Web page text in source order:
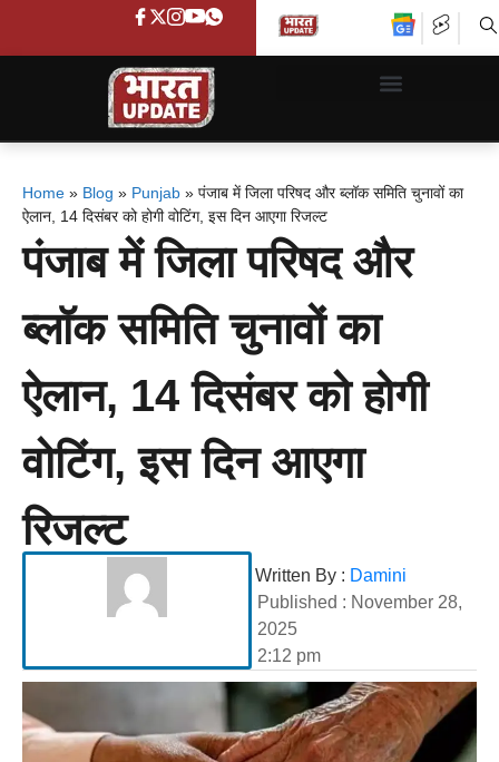
Home » Blog » Punjab » पंजाब में जिला परिषद और ब्लॉक समिति चुनावों का
ऐलान, 14 दिसंबर को होगी वोटिंग, इस दिन आएगा रिजल्ट
पंजाब में जिला परिषद और
ब्लॉक समिति चुनावों का
ऐलान, 14 दिसंबर को होगी
वोटिंग, इस दिन आएगा
रिजल्ट
Written By : Damini
Published : November 28,
2025
2:12 pm